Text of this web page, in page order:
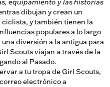
equipamiento y las historias
dibujan y crean un
y también tienen la
populares a lo largo
diversión a la antigua para
Scouts viajan a través de la
al Pasado.
a tu tropa de Girl Scouts,
electrónico a